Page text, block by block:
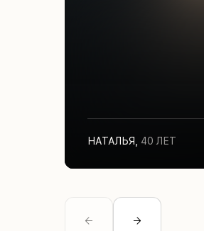
НАТАЛЬЯ 40 ЛЕТ